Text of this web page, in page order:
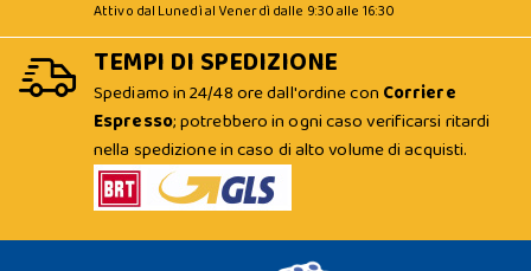
Attivo dal Lunedì al Venerdì dalle 9:30 alle 16:30
TEMPI DI SPEDIZIONE
Spediamo in 24/48 ore dall'ordine con Corriere
Espresso; potrebbero in ogni caso verificarsi ritardi
nella spedizione in caso di alto volume di acquisti.